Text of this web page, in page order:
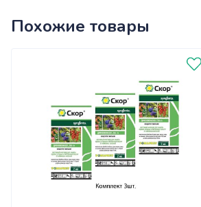
Похожие товары